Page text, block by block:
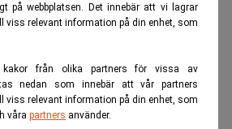
på webbplatsen. Det innebär att vi lagrar
viss relevant information på din enhet, som
kakor från olika partners för vissa av
nedan som innebär att vår partners
viss relevant information på din enhet, som
våra partners använder.